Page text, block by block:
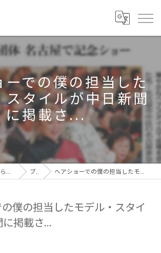
ーでの僕の担当した
スタイルが中日新聞
に掲載さ...
一宮の美容室ならSIEVE HAIR 一宮駅前店 ブログ ヘアショーでの僕の担当したモデル・スタイルが中日新聞に掲載さ...
僕の担当したモデル・スタイ
掲載さ...